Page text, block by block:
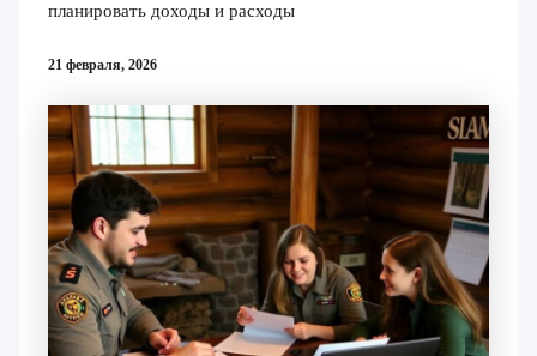
планировать доходы и расходы
21 февраля, 2026